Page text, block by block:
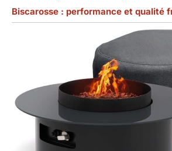
Biscarosse : performance et qualité